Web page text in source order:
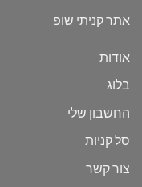
אתר קניתי שופ
אודות
בלוג
החשבון שלי
סל קניות
צור קשר